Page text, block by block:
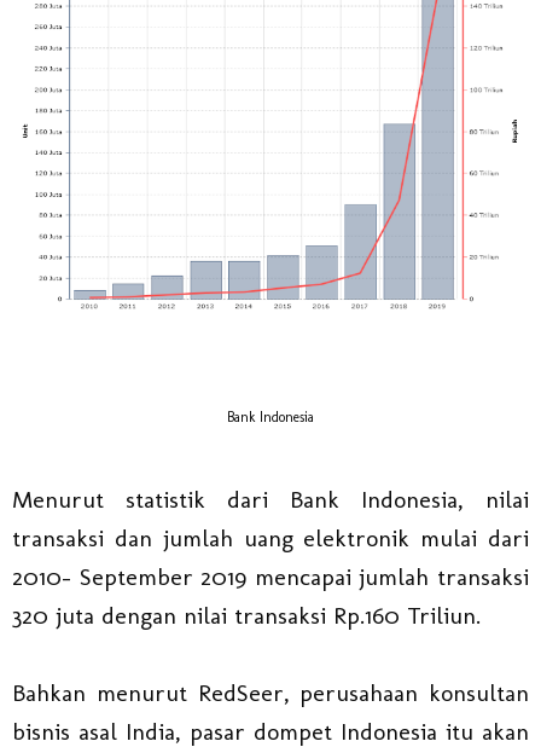
Bank Indonesia
Menurut statistik dari Bank Indonesia, nilai
transaksi dan jumlah uang elektronik mulai dari
2010- September 2019 mencapai jumlah transaksi
320 juta dengan nilai transaksi Rp.160 Triliun.
Bahkan menurut RedSeer, perusahaan konsultan
bisnis asal India, pasar dompet Indonesia itu akan